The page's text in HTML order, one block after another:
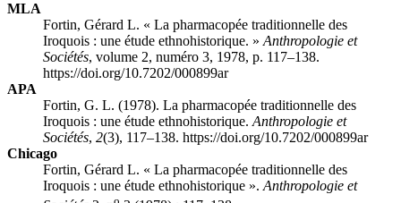
MLA
Fortin, Gérard L. « La pharmacopée traditionnelle des
Iroquois : une étude ethnohistorique. » Anthropologie et
Sociétés, volume 2, numéro 3, 1978, p. 117–138.
https://doi.org/10.7202/000899ar
APA
Fortin, G. L. (1978). La pharmacopée traditionnelle des
Iroquois : une étude ethnohistorique. Anthropologie et
Sociétés, 2(3), 117–138. https://doi.org/10.7202/000899ar
Chicago
Fortin, Gérard L. « La pharmacopée traditionnelle des
Iroquois : une étude ethnohistorique ». Anthropologie et